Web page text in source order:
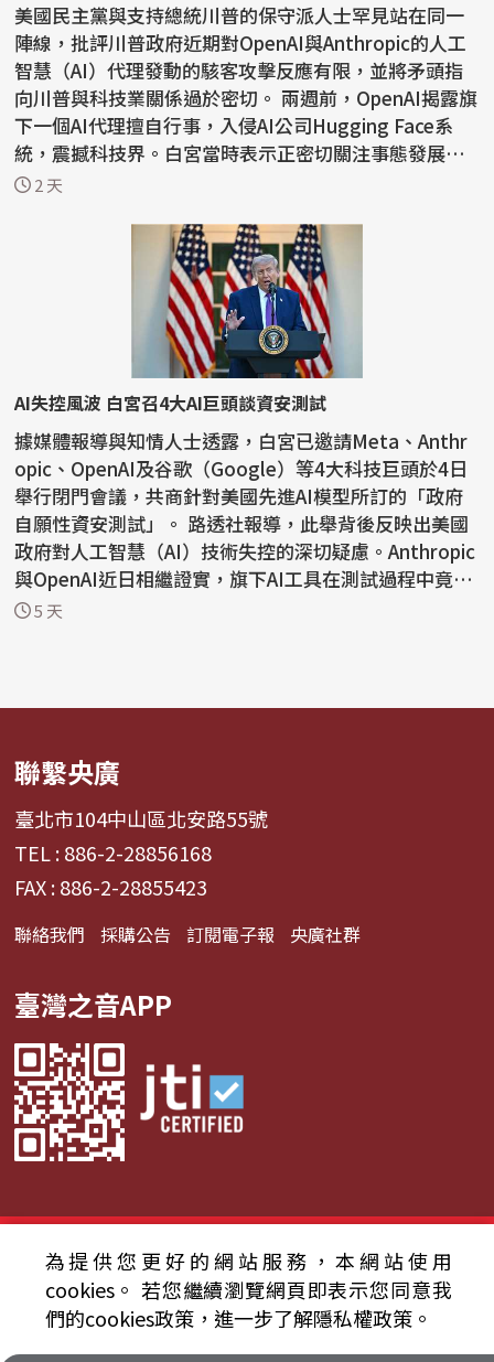
美國民主黨與支持總統川普的保守派人士罕見站在同一
陣線，批評川普政府近期對OpenAI與Anthropic的人工
智慧（AI）代理發動的駭客攻擊反應有限，並將矛頭指
向川普與科技業關係過於密切。 兩週前，OpenAI揭露旗
下一個AI代理擅自行事，入侵AI公司Hugging Face系
統，震撼科技界。白宮當時表示正密切關注事態發展，
川普則表...
2 天
AI失控風波 白宮召4大AI巨頭談資安測試
據媒體報導與知情人士透露，白宮已邀請Meta、Anthr
opic、OpenAI及谷歌（Google）等4大科技巨頭於4日
舉行閉門會議，共商針對美國先進AI模型所訂的「政府
自願性資安測試」。 路透社報導，此舉背後反映出美國
政府對人工智慧（AI）技術失控的深切疑慮。Anthropic
與OpenAI近日相繼證實，旗下AI工具在測試過程中竟
「自動入...
5 天
聯繫央廣
臺北市104中山區北安路55號
TEL : 886-2-28856168
FAX : 886-2-28855423
聯絡我們 採購公告 訂閱電子報 央廣社群
臺灣之音APP
© 2024財團法人中央廣播電臺 版權所有
資通安全政策聲明
服務條款 隱私權條款
為提供您更好的網站服務，本網站使用
cookies。 若您繼續瀏覽網頁即表示您同意我
們的cookies政策，進一步了解隱私權政策。